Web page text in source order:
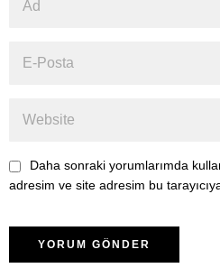
Daha sonraki yorumlarımda
adresim ve site adresim bu